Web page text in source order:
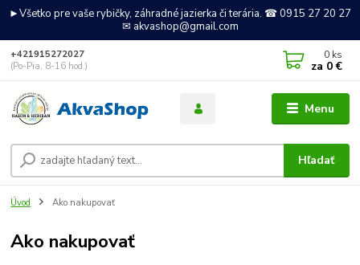
►Všetko pre vaše rybičky, záhradné jazierka či terária. ☎ 0915 27 20 27
✉ akvashop@gmail.com
Menu
Hľadať
+421915272027
(Po-Pia, 8-16 hod.)
0 ks
za 0 €
Úvod Ako nakupovať
Ako nakupovať